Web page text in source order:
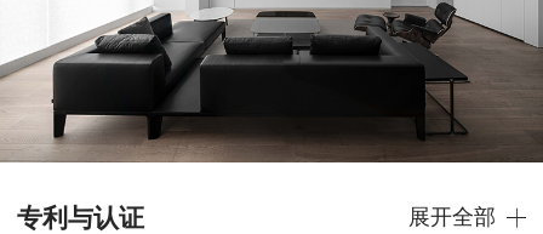
专利与认证 展开全部